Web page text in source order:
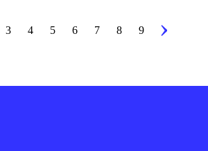
3 4 5 6 7 8 9